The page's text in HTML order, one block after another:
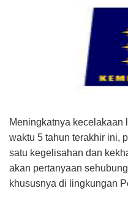
Meningkatnya
waktu 5 tahun terakhir ini,
satu kegelisahan dan
akan pertanyaan
khususnya di lingkungan